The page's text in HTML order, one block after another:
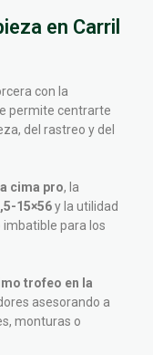
en Carril
con la
permite centrarte
del rastreo y del
cima pro, la
15×56y la utilidad
para los
trofeo en la
asesorando a
monturas o